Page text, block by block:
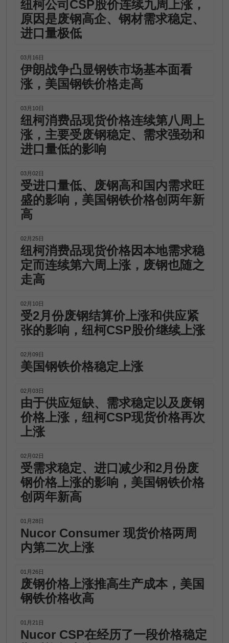
纽柯公司CSP股价连续九周上涨，
原因是废钢高企、钢材需求稳定、
进口量极低
03月16日
伊朗战争凸显钢铁市场基本面看
涨，美国钢铁价格走高
03月10日
纽柯消费品现货价格连续第八周上
涨，主要受废钢稳定、需求强劲和
进口量低的影响
03月02日
受进口量低、废钢高和国内需求旺
盛的影响，美国钢铁价格创两年新
高
02月25日
纽柯消费品现货价格因本地需求稳
定而连续第六周上涨，废钢也随之
走高
02月10日
受2月份废钢结算价上涨和供应紧
张的影响，纽柯CSP股价继续上涨
02月09日
美国钢铁价格稳定上涨
02月03日
由于供应短缺、需求稳定以及废钢
价格上涨，纽柯CSP现货价格再次
上涨
02月02日
受需求稳定、进口减少和2月份废
钢价格上涨的影响，美国钢铁价格
创两年新高
01月28日
Nucor Consumer 现货价格两周
内第二次上涨
01月26日
废钢价格上涨推高生产成本，美国
钢铁价格收高
01月21日
Nucor CSP在经历了一段价格稳定